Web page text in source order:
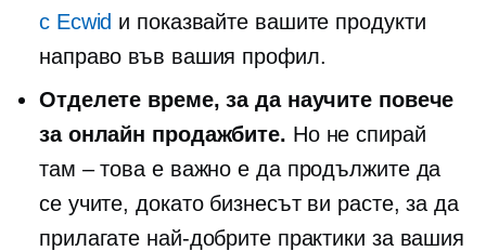
с Ecwid и показвайте вашите продукти
направо във вашия профил.
Отделете време, за да научите повече
за онлайн продажбите. Но не спирай
там – това еважно е да продължите да
се учите, докато бизнесът ви расте, за да
прилагате най-добрите практики за вашия